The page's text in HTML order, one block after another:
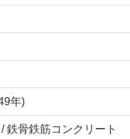
年)
鉄骨鉄筋コンクリート